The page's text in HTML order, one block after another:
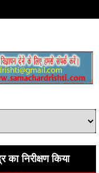
निरीक्षण किया